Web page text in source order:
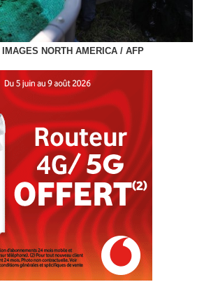
NORTH AMERICA / AFP